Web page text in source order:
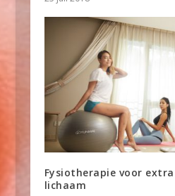
Fysiotherapie voor
lichaam